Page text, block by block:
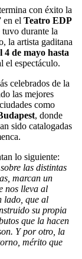
con éxito la
en el Teatro EDP
tuvo durante la
la artista gaditana
4 de mayo hasta
el espectáculo.
celebrados de la
las mejores
como
, donde
sido catalogadas
lo siguiente:
las distintas
marcan un
nos lleva al
lado, que al
su propia
que la hacen
Y por otro, la
mérito que